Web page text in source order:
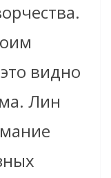
видно
Лин